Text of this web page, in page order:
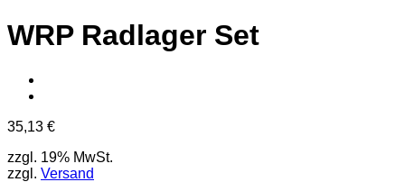
WRP Radlager Set
35,13 €
zzgl. 19% MwSt.
zzgl. Versand